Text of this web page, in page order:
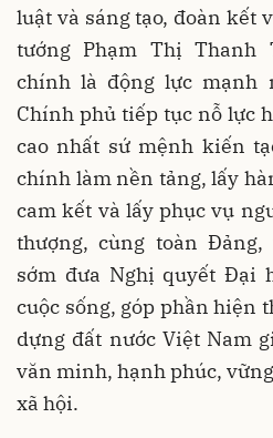
luật và sáng tạo, đoàn kết
tướng Phạm Thị
chính là động lực mạnh
Chính phủ tiếp tục nỗ lực
cao nhất sứ mệnh kiến
chính làm nền tảng, lấy
cam kết và lấy phục vụ
thượng, cùng toàn
sớm đưa Nghị quyết Đại
cuộc sống, góp phần hiện
dựng đất nước Việt Nam
văn minh, hạnh phúc,
xã hội.